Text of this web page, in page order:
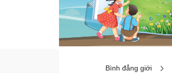
Bình đẳng giới